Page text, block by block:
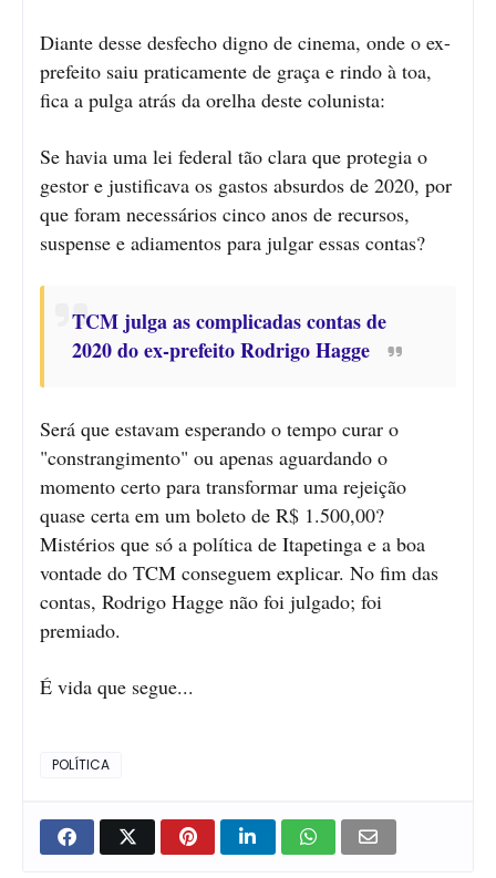
Diante desse desfecho digno de cinema, onde o ex-
prefeito saiu praticamente de graça e rindo à toa,
fica a pulga atrás da orelha deste colunista:
Se havia uma lei federal tão clara que protegia o
gestor e justificava os gastos absurdos de 2020, por
que foram necessários cinco anos de recursos,
suspense e adiamentos para julgar essas contas?
TCM julga as complicadas contas de
2020 do ex-prefeito Rodrigo Hagge
Será que estavam esperando o tempo curar o
"constrangimento" ou apenas aguardando o
momento certo para transformar uma rejeição
quase certa em um boleto de R$ 1.500,00?
Mistérios que só a política de Itapetinga e a boa
vontade do TCM conseguem explicar. No fim das
contas, Rodrigo Hagge não foi julgado; foi
premiado.
É vida que segue...
POLÍTICA